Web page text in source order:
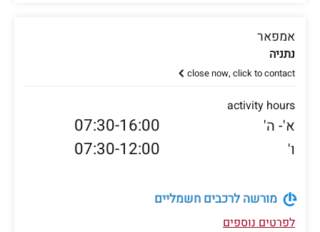
אמפאר
נתניה
close now, click to contact
activity hours
א'- ה' 07:30-16:00
ו' 07:30-12:00
מורשה לרכבים חשמליים
לפרטים נוספים